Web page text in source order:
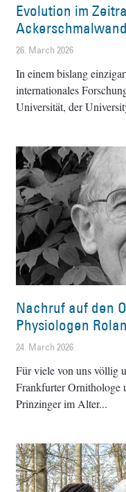
Evolution im
26. March 2026
In einem bislang
internationales
Universität, der
Nachruf auf den
Physiologen
24. March 2026
Für viele von uns völlig
Frankfurter Ornithologe
Prinzinger im Alter